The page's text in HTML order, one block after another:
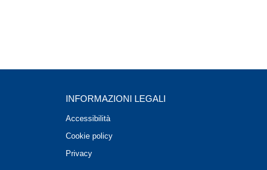
INFORMAZIONI LEGALI
Accessibilità
Cookie policy
Privacy